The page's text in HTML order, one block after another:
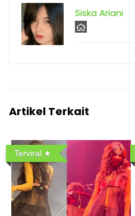
Siska Ariani
Artikel Terkait
Terviral